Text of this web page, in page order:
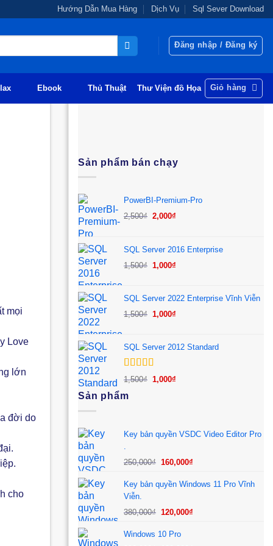
Hướng Dẫn Mua Hàng Dịch Vụ Sql Sever Download
Đăng nhập / Đăng ký
Ebook Thủ Thuật Thư Viện đồ Họa Giỏ hàng
mọi
Love
lớn
đời do
cho
Sản phẩm bán chạy
PowerBI-Premium-Pro
2,500₫ Giá
2,500₫.
2,000₫Giá
là:
2,000₫.
SQL Server 2016 Enterprise
1,500₫ Giá
1,500₫.
1,000₫Giá
là:
1,000₫.
SQL Server 2022 Enterprise Vĩnh Viễn
1,500₫ Giá
1,500₫.
1,000₫Giá
là:
SQL Server 2012 Standard
Được xếp
hạng
5.00
sao
1,500₫ Giá
1,000₫Giá
1,000₫.
Sản phẩm
Key bản quyền VSDC Video Editor Pro
250,000₫ Giá
là:
160,000₫Giá
tại
160,000₫.
Key bản quyền Windows 11 Pro Vĩnh
Viễn.
380,000₫ Giá
là:
120,000₫Giá
Windows 10 Pro